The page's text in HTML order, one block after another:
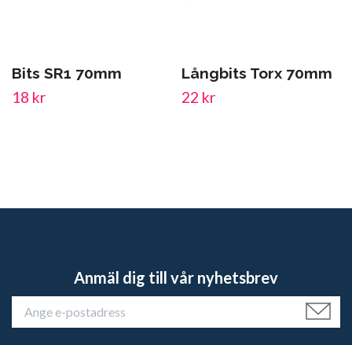
Bits SR1 70mm
18 kr
Långbits Torx 70mm
22 kr
Anmäl dig till vår nyhetsbrev